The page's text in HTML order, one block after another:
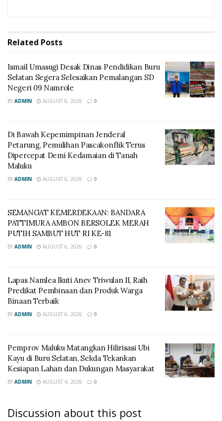
Related Posts
Ismail Umasugi Desak Dinas Pendidikan Buru
Selatan Segera Selesaikan Pemalangan SD
Negeri 09 Namrole
BY ADMIN AUGUST 6, 2026 0
Di Bawah Kepemimpinan Jenderal
Petarung, Pemulihan Pascakonflik Terus
Dipercepat Demi Kedamaian di Tanah
Maluku
BY ADMIN AUGUST 6, 2026 0
SEMANGAT KEMERDEKAAN: BANDARA
PATTIMURA AMBON BERSOLEK MERAH
PUTIH SAMBUT HUT RI KE-81
BY ADMIN AUGUST 6, 2026 0
Lapas Namlea Ikuti Anev Triwulan II, Raih
Predikat Pembinaan dan Produk Warga
Binaan Terbaik
BY ADMIN AUGUST 6, 2026 0
‎Pemprov Maluku Matangkan Hilirisasi Ubi
Kayu di Buru Selatan, Sekda Tekankan
Kesiapan Lahan dan Dukungan Masyarakat
BY ADMIN AUGUST 4, 2026 0
Discussion about this post